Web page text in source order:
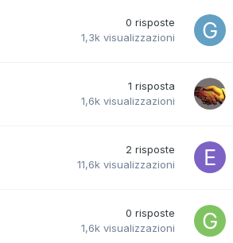
0 risposte
1,3k visualizzazioni
1 risposta
1,6k visualizzazioni
2 risposte
11,6k visualizzazioni
0 risposte
1,6k visualizzazioni